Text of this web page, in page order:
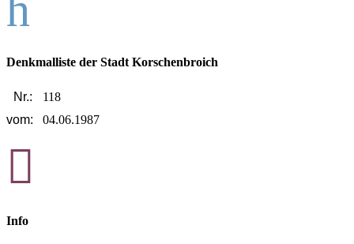
h
Denkmalliste der Stadt Korschenbroich
Nr.:
118
vom:
04.06.1987

Info